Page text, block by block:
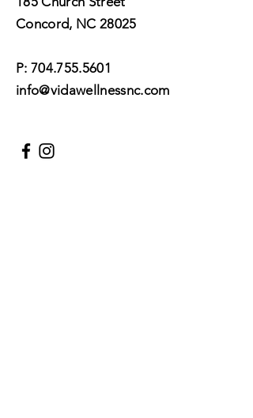
Concord, NC 28025​
P:704.755.5601
info@vidawellnessnc.com